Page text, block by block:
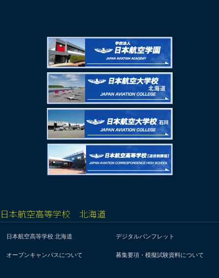
日本航空高等学校 北海道
日本航空高等学校 北海道 デジタルパンフレット
オープンキャンパスについて 募集要項・模擬試験資料について